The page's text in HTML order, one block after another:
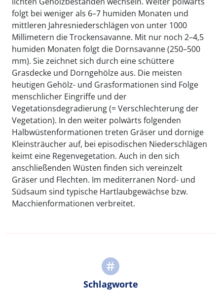
folgt bei weniger als 6–7 humiden Monaten und
mittleren Jahresniederschlägen von unter 1000
Millimetern die Trockensavanne. Mit nur noch 2–4,5
humiden Monaten folgt die Dornsavanne (250–500
mm). Sie zeichnet sich durch eine schüttere
Grasdecke und Dorngehölze aus. Die meisten
heutigen Gehölz- und Grasformationen sind Folge
menschlicher Eingriffe und der
Vegetationsdegradierung (= Verschlechterung der
Vegetation). In den weiter polwärts folgenden
Halbwüstenformationen treten Gräser und dornige
Kleinsträucher auf, bei episodischen Niederschlägen
keimt eine Regenvegetation. Auch in den sich
anschließenden Wüsten finden sich vereinzelt
Gräser und Flechten. Im mediterranen Nord- und
Südsaum sind typische Hartlaubgewächse bzw.
Macchienformationen verbreitet.
Schlagworte